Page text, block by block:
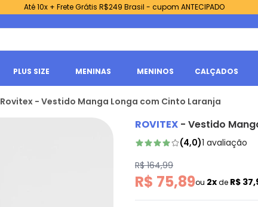
Até 10x + Frete Grátis R$249 Brasil - cupom ANTECIPADO
PLUS SIZE MENINAS MENINOS CALÇADOS
Rovitex - Vestido Manga Longa com Cinto Laranja
ROVITEX - Vestido
(4,0)1 avaliação
R$ 164,99
R$ 75,89ou 2xde R$